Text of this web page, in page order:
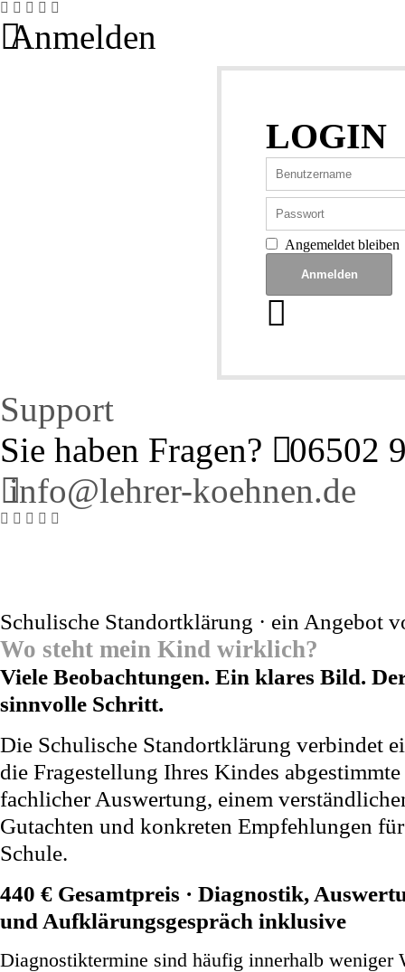
Anmelden
LOGIN
Angemeldet bleiben
Support
Sie haben Fragen? 06502
info@lehrer-koehnen.de
Schulische Standortklärung · ein Angebot
Wo steht mein Kind wirklich?
Viele Beobachtungen. Ein klares Bild.
sinnvolle Schritt.
Die Schulische Standortklärung verbindet
die Fragestellung Ihres Kindes
fachlicher Auswertung, einem
Gutachten und konkreten Empfehlungen
Schule.
440 € Gesamtpreis · Diagnostik,
und Aufklärungsgespräch inklusive
Diagnostiktermine sind häufig innerhalb weniger